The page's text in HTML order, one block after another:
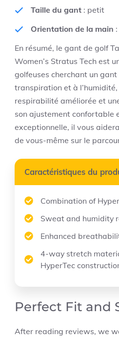
Taille du gant : petit
Orientation de la main
En résumé, le gant de golf
Women’s Stratus Tech est
golfeuses cherchant un
transpiration et à
respirabilité améliorée et
son ajustement confortable
exceptionnelle, il vous
de vous-même sur le
Caractéristiques du
Combination of
Sweat and humidity
Enhanced
4-way stretch
HyperTec
Perfect Fit and
After reading reviews, we